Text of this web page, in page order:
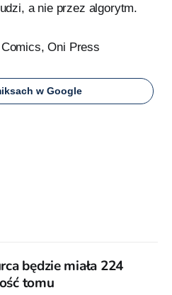
a nie przez algorytm.
Oni Press
w Google
będzie miała 224
tomu